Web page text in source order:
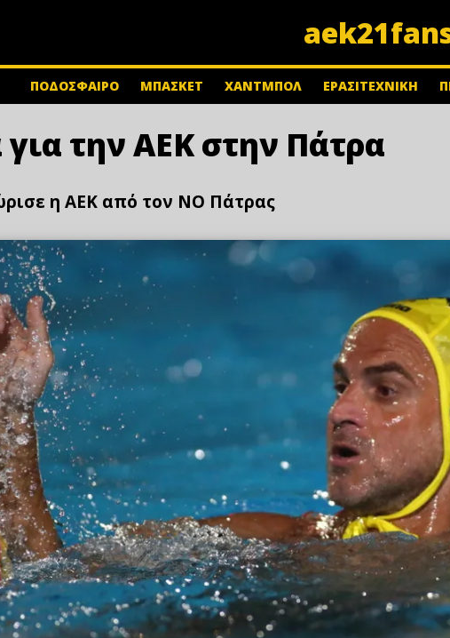
ΠΟΔΟΣΦΑΙΡΟ ΜΠΑΣΚΕΤ ΧΑΝΤΜΠΟΛ ΕΡΑΣΙΤΕΧΝΙΚΗ
την ΑΕΚ στην Πάτρα
η ΑΕΚ από τον ΝΟ Πάτρας